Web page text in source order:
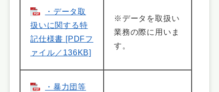
・データ取
扱いに関する特
記仕様書 [PDFフ
ァイル／136KB]
※データを取扱い
業務の際に用いま
す。
・暴力団等